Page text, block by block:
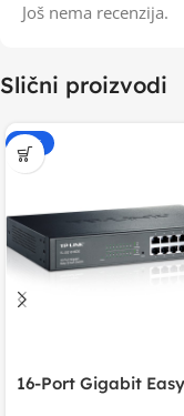
Još nema recenzija.
Slični proizvodi
-15%
16-Port Gigabit Easy